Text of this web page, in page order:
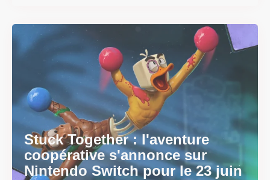
Stuck Together : l'aventure
coopérative s'annonce sur
Nintendo Switch pour le 23 juin